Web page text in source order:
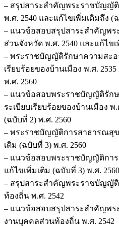
– สรุปสาระสำคัญพระราชบัญญั
พ.ศ. 2540 และแก้ไขเพิ่มเติมถึง (
– แนวข้อสอบสรุปสาระสำคัญพ
ส่วนจังหวัด พ.ศ. 2540 และแก้ไข
– พระราชบัญญัติรักษาความสะอ
เรียบร้อยของบ้านเมือง พ.ศ.
พ.ศ. 2560
– แนวข้อสอบพระราชบัญญัติรัก
ระเบียบเรียบร้อยของบ้านเมือง พ
(ฉบับที่ 2) พ.ศ. 2560
– พระราชบัญญัติการสาธารณสุข
เติม (ฉบับที่ 3) พ.ศ. 2560
– แนวข้อสอบพระราชบัญญัติกา
แก้ไขเพิ่มเติม (ฉบับที่ 3) พ.ศ. 2560
– สรุปสาระสำคัญพระราชบัญญั
ท้องถิ่น พ.ศ. 2542
– แนวข้อสอบสรุปสาระสำคัญพ
งานบุคคลส่วนท้องถิ่น พ.ศ. 2542